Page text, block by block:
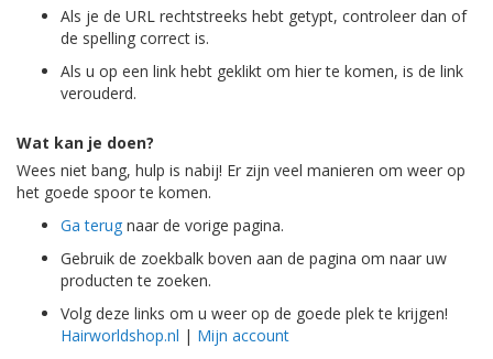
Als je de URL rechtstreeks hebt getypt, controleer dan of
de spelling correct is.
Als u op een link hebt geklikt om hier te komen, is de link
verouderd.
Wat kan je doen?
Wees niet bang, hulp is nabij! Er zijn veel manieren om weer op
het goede spoor te komen.
Ga terug naar de vorige pagina.
Gebruik de zoekbalk boven aan de pagina om naar uw
producten te zoeken.
Volg deze links om u weer op de goede plek te krijgen!
Hairworldshop.nl | Mijn account